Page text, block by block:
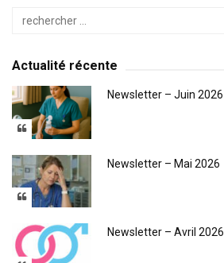
Actualité récente
Newsletter – Juin 2026
Newsletter – Mai 2026
Newsletter – Avril 2026